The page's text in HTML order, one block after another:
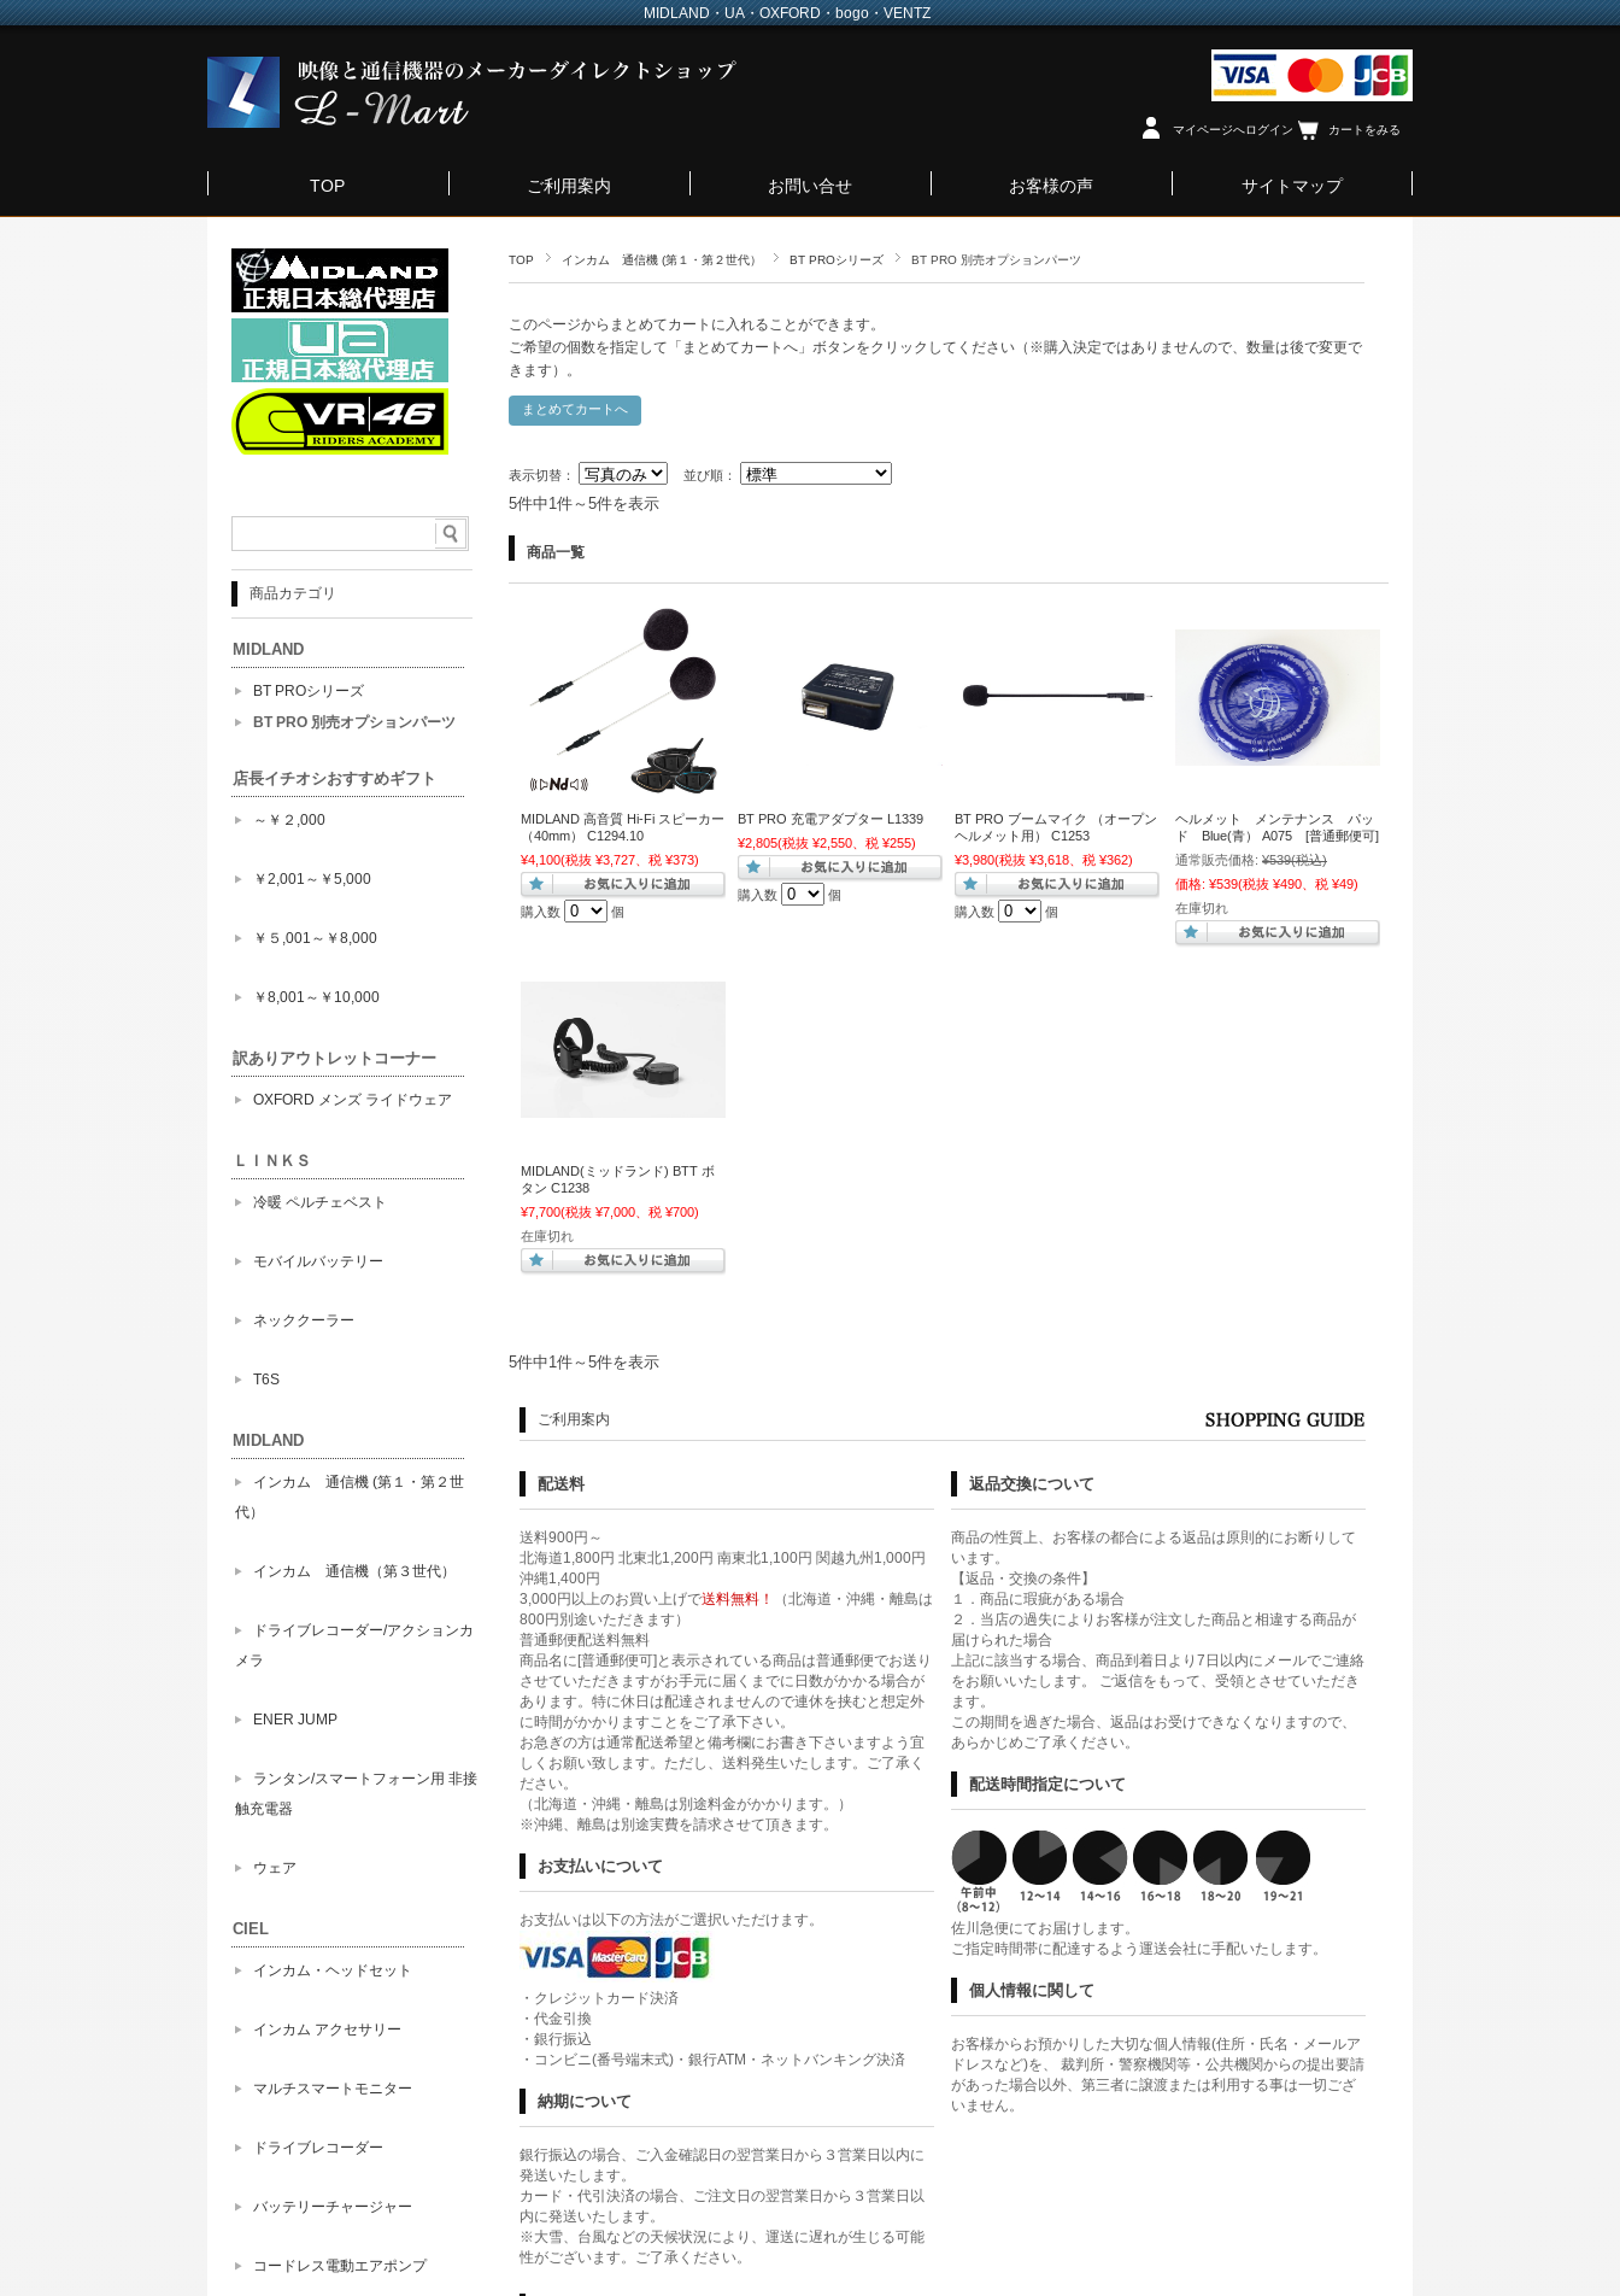
MIDLAND・UA・OXFORD・bogo・VENTZ
マイページへログイン カートをみる
TOP ご利用案内 お問い合せ お客様の声 サイトマップ
TOP インカム 通信機 (第１・第２世代） BT PROシリーズ BT PRO 別売オプションパーツ
このページからまとめてカートに入れることができます。
ご希望の個数を指定して「まとめてカートへ」ボタンをクリックしてください（※購入決定ではありませんので、数量は後で変更で
きます）。
表示切替： 並び順：
5件中1件～5件を表示
商品一覧
MIDLAND 高音質 Hi-Fi スピーカー
（40mm） C1294.10
¥4,100(税抜 ¥3,727、税 ¥373)
購入数 個
BT PRO 充電アダプター L1339
¥2,805(税抜 ¥2,550、税 ¥255)
購入数 個
BT PRO ブームマイク （オープン
ヘルメット用） C1253
¥3,980(税抜 ¥3,618、税 ¥362)
購入数 個
ヘルメット メンテナンス パッ
ド Blue(青） A075 [普通郵便可]
通常販売価格: ¥539(税込)
価格: ¥539(税抜 ¥490、税 ¥49)
在庫切れ
MIDLAND(ミッドランド) BTT ボ
タン C1238
¥7,700(税抜 ¥7,000、税 ¥700)
在庫切れ
5件中1件～5件を表示
ご利用案内
配送料
送料900円～
北海道1,800円 北東北1,200円 南東北1,100円 関越九州1,000円
沖縄1,400円
3,000円以上のお買い上げで送料無料！
（北海道・沖縄・離島は
800円別途いただきます）
普通郵便配送料無料
商品名に[普通郵便可]と表示されている商品は普通郵便でお送り
させていただきますがお手元に届くまでに日数がかかる場合が
あります。特に休日は配達されませんので連休を挟むと想定外
に時間がかかりますことをご了承下さい。
お急ぎの方は通常配送希望と備考欄にお書き下さいますよう宜
しくお願い致します。ただし、送料発生いたします。ご了承く
ださい。
（北海道・沖縄・離島は別途料金がかかります。）
※沖縄、離島は別途実費を請求させて頂きます。
お支払いについて
お支払いは以下の方法がご選択いただけます。
・クレジットカード決済
・代金引換
・銀行振込
・コンビニ(番号端末式)・銀行ATM・ネットバンキング決済
納期について
銀行振込の場合、ご入金確認日の翌営業日から３営業日以内に
発送いたします。
カード・代引決済の場合、ご注文日の翌営業日から３営業日以
内に発送いたします。
※大雪、台風などの天候状況により、運送に遅れが生じる可能
性がございます。ご了承ください。
返品交換について
商品の性質上、お客様の都合による返品は原則的にお断りして
います。
【返品・交換の条件】
１．商品に瑕疵がある場合
２．当店の過失によりお客様が注文した商品と相違する商品が
届けられた場合
上記に該当する場合、商品到着日より7日以内にメールでご連絡
をお願いいたします。 ご返信をもって、受領とさせていただき
ます。
この期間を過ぎた場合、返品はお受けできなくなりますので、
あらかじめご了承ください。
配送時間指定について
佐川急便にてお届けします。
ご指定時間帯に配達するよう運送会社に手配いたします。
個人情報に関して
お客様からお預かりした大切な個人情報(住所・氏名・メールア
ドレスなど)を、 裁判所・警察機関等・公共機関からの提出要請
があった場合以外、第三者に譲渡または利用する事は一切ござ
いません。
商品カテゴリ
MIDLAND
BT PROシリーズ
BT PRO 別売オプションパーツ
店長イチオシおすすめギフト
～￥２,000
￥2,001～￥5,000
￥５,001～￥8,000
￥8,001～￥10,000
訳ありアウトレットコーナー
OXFORD メンズ ライドウェア
ＬＩＮＫＳ
冷暖 ペルチェベスト
モバイルバッテリー
ネッククーラー
T6S
MIDLAND
インカム 通信機 (第１・第２世
代）
インカム 通信機（第３世代）
ドライブレコーダー/アクションカ
メラ
ENER JUMP
ランタン/スマートフォーン用 非接
触充電器
ウェア
CIEL
インカム・ヘッドセット
インカム アクセサリー
マルチスマートモニター
ドライブレコーダー
バッテリーチャージャー
コードレス電動エアポンプ